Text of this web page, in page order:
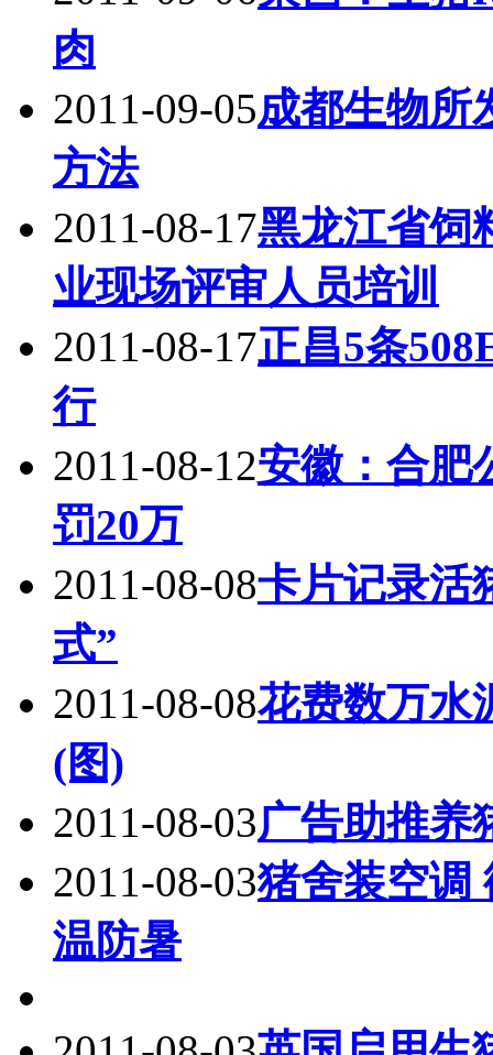
肉
2011-09-05成都生物所
方法
2011-08-17黑龙江省饲
业现场评审人员培训
2011-08-17正昌5条
行
2011-08-12安徽：合肥
罚20万
2011-08-08卡片记录活
式”
2011-08-08花费数万水
(图)
2011-08-03广告助推养
2011-08-03猪舍装空调
温防暑